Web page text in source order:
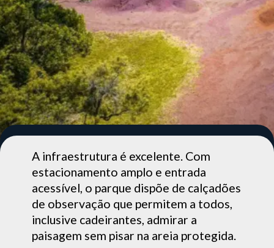
A infraestrutura é excelente. Com
estacionamento amplo e entrada
acessível, o parque dispõe de calçadões
de observação que permitem a todos,
inclusive cadeirantes, admirar a
paisagem sem pisar na areia protegida.